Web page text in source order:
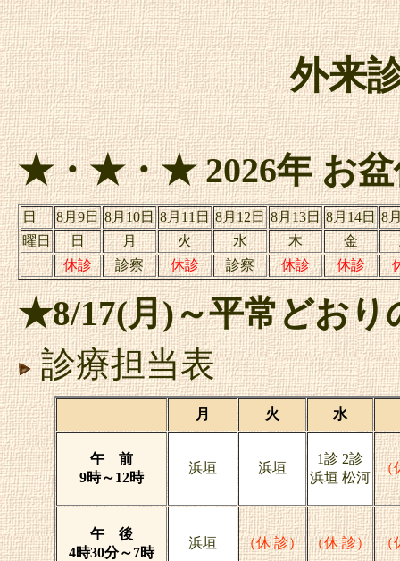
外来
★・★・★ 2026年 お
日 8月9日 8月10日 8月11日 8月12日 8月13日 8月14日 8
曜日
日 月 火 水 木 金
休診
診察 休診 診察 休診 休診
★8/17(月)～平常どおり
診療担当表
月 火 水
午 前
9時～12時
浜垣 浜垣
1診 2診
浜垣 松河
（
午 後
4時30分～7時
浜垣 （休 診） （休 診） （